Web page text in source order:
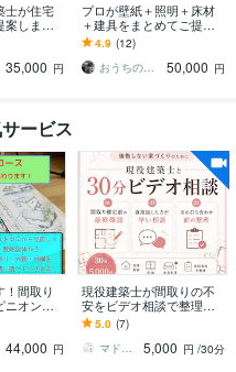
士が住宅
します
上の現役
の間取
35,000 円
プロが壁紙＋照明＋床材
＋建具をまとめてご提案
します 一級建築士が床
材・壁紙・建具・照明選
びを品番・価格つきで提
4.9 (12)
おうちのアドバイザー ｉｕ建築企画
50,000 円
ービス
！間取り
オンし
追加料
間取り
す！
44,000 円
現役建築士が間取りの不
安をビデオ相談で整理し
ます 間取り確定前の最終
確認や、直接話して相談
したい方へ
5.0 (7)
マドリノミカタ｜建築士の家づくり相談室
5,000 円 /30分